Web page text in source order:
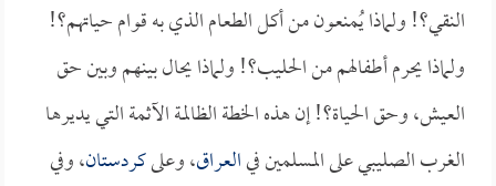
النقي؟! ولماذا يُمنعون من أكل الطعام الذي به قوام حياتهم؟!
ولماذا يحرم أطفالهم من الحليب؟! ولماذا يحال بينهم وبين حق
العيش، وحق الحياة؟! إن هذه الخطة الظالمة الآثمة التي يديرها
الغرب الصليبي على المسلمين فيالعراق، وعلىكردستان، وفي